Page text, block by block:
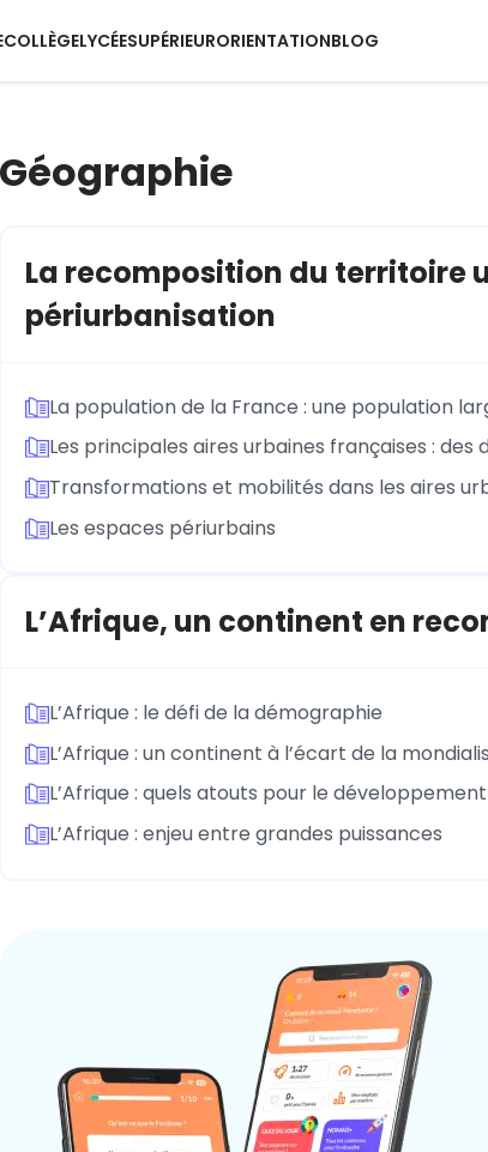
COLLÈGELYCÉESUPÉRIEURORIENTATIONBLOG
Géographie
La recomposition du territoire
périurbanisation
La population de la France : une population
Les principales aires urbaines françaises :
Transformations et mobilités dans les aires
Les espaces périurbains
L’Afrique, un continent en
L’Afrique : le défi de la démographie
L’Afrique : un continent à l’écart de la
L’Afrique : quels atouts pour le
L’Afrique : enjeu entre grandes puissances